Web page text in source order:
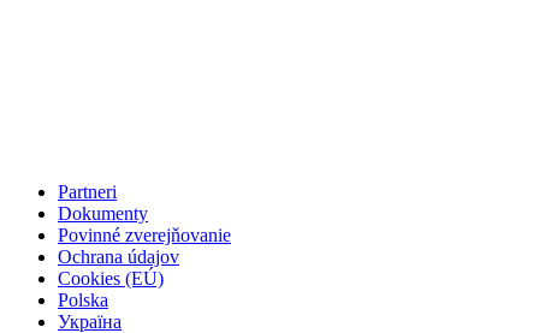
Partneri
Dokumenty
Povinné zverejňovanie
Ochrana údajov
Cookies (EÚ)
Polska
Україна